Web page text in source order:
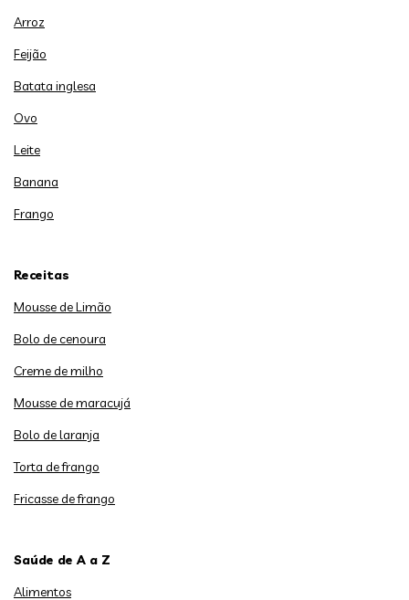
Arroz
Feijão
Batata inglesa
Ovo
Leite
Banana
Frango
Receitas
Mousse de Limão
Bolo de cenoura
Creme de milho
Mousse de maracujá
Bolo de laranja
Torta de frango
Fricasse de frango
Saúde de A a Z
Alimentos